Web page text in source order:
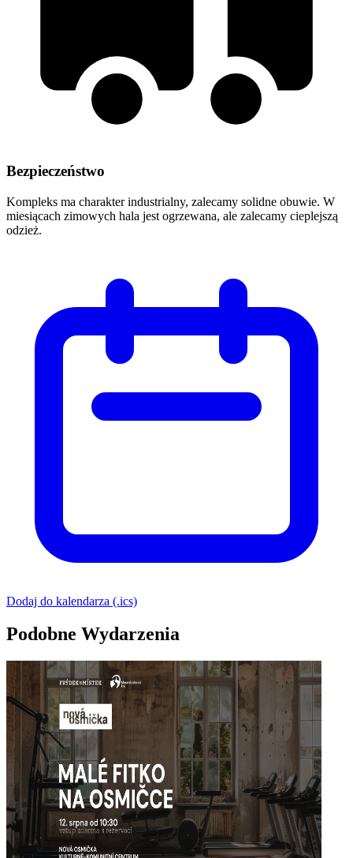
Bezpieczeństwo
Kompleks ma charakter industrialny, zalecamy solidne obuwie. W
miesiącach zimowych hala jest ogrzewana, ale zalecamy cieplejszą
odzież.
Dodaj do kalendarza (.ics)
Podobne Wydarzenia